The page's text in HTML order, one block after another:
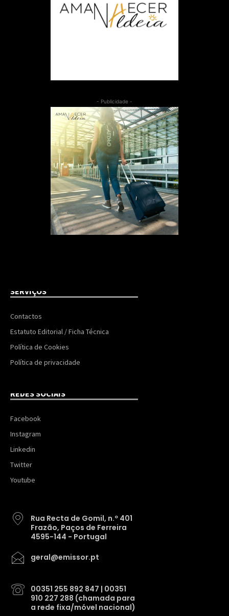
- Publicidade -
SERVIÇOS
Contactos
Estatuto Editorial / Ficha Técnica
Política de Cookies
Política de privacidade
REDES SOCIAIS
Facebook
Instagram
Linkedin
Twitter
Youtube
Rua Recta de Gomil, n.º 401
Frazão, Paços de Ferreira
4595-144 - Portugal
geral@emissor.pt
00351 255 892 847 | 00351
910 227 288 (chamada para
a rede fixa/móvel nacional)